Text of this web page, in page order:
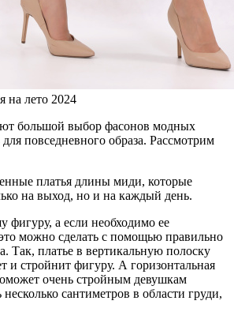
на лето 2024
большой выбор фасонов модных
повседневного образа. Рассмотрим
платья длины миди, которые
на выход, но и на каждый день.
фигуру, а если необходимо ее
можно сделать с помощью правильно
Так, платье в вертикальную полоску
и стройнит фигуру. А горизонтальная
очень стройным девушкам
сантиметров в области груди,